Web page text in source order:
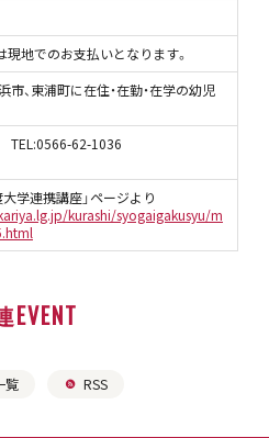
地でのお支払いとなります。
市、東浦町に在住・在勤・在学の幼児
TEL:0566-62-1036
学連携講座」ページより
kurashi/syogaigakusyu/m
EVENT
覧 RSS